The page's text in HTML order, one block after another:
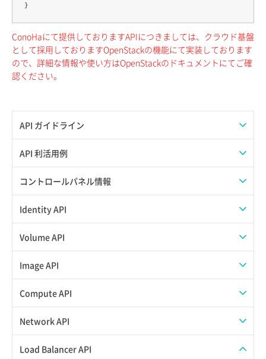
API ガイドライン
APIのご利用について
API 利活用例
APIでAPIサブユーザーを作成する
APIでVPSにISOイメージを挿入する
APIでVPSを作成する
コントロールパネル情報
APIユーザーを作成する
API情報を確認する
Identity API
Credential一覧取得
Credential作成
Credential削除
Volume API
スナップショット一覧取得
スナップショット作成
スナップショット削除
Image API
ISOイメージアップロード
ISOイメージ作成
イメージ一覧取得
Compute API
ISOイメージ挿入/排出
SSHキーペア一覧取得
Network API
QoSポリシー一覧取得
Load Balancer API
ConoHaにて提供しておりますAPIにつきましては、クラウド基盤
として採用しておりますOpenStackの機能にて実装しております
ので、詳細な情報や使い方はOpenStackのドキュメントにてご確
認ください。